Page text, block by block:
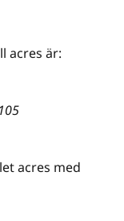
acres är:
acres med